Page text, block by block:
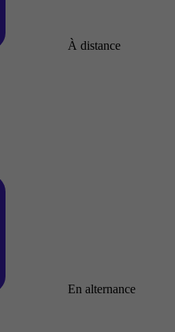
À distance
En alternance